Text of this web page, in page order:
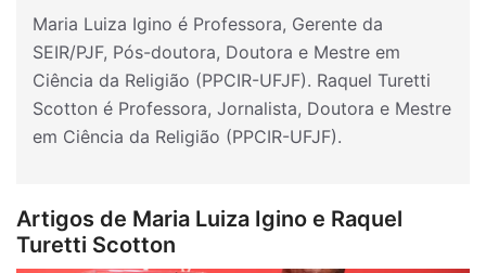
Maria Luiza Igino é Professora, Gerente da
SEIR/PJF, Pós-doutora, Doutora e Mestre em
Ciência da Religião (PPCIR-UFJF). Raquel Turetti
Scotton é Professora, Jornalista, Doutora e Mestre
em Ciência da Religião (PPCIR-UFJF).
Artigos de Maria Luiza Igino e Raquel
Turetti Scotton